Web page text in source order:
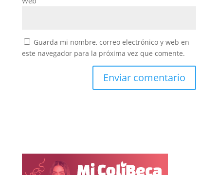
Guarda mi nombre, correo electrónico y web en
este navegador para la próxima vez que comente.